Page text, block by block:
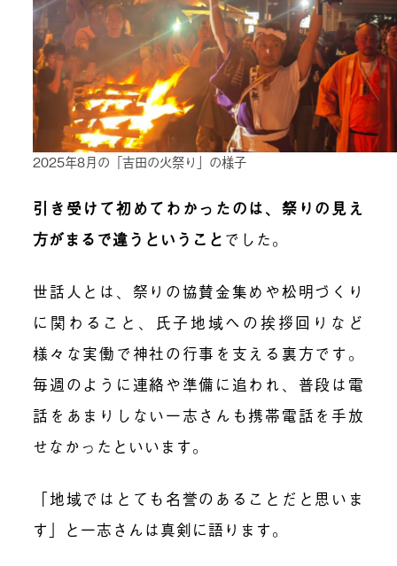
2025年8月の「吉田の火祭り」の様子
引き受けて初めてわかったのは、祭りの見え
方がまるで違うということ でした。
世話人とは、祭りの協賛金集めや松明づくり
に関わること、氏子地域への挨拶回りなど
様々な実働で神社の行事を支える裏方です。
毎週のように連絡や準備に追われ、普段は電
話をあまりしない一志さんも携帯電話を手放
せなかったといいます。
「地域ではとても名誉のあることだと思いま
す」と一志さんは真剣に語ります。